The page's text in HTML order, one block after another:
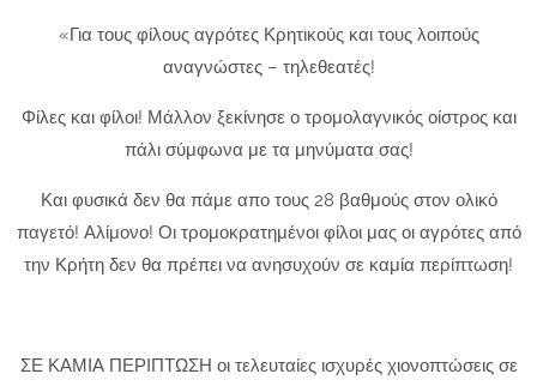
«Για τους φίλους αγρότες Κρητικούς και τους λοιπούς
αναγνώστες – τηλεθεατές!
Φίλες και φίλοι! Μάλλον ξεκίνησε ο τρομολαγνικός οίστρος και
πάλι σύμφωνα με τα μηνύματα σας!
Και φυσικά δεν θα πάμε απο τους 28 βαθμούς στον ολικό
παγετό! Αλίμονο! Οι τρομοκρατημένοι φίλοι μας οι αγρότες από
την Κρήτη δεν θα πρέπει να ανησυχούν σε καμία περίπτωση!
ΣΕ ΚΑΜΙΑ ΠΕΡΙΠΤΩΣΗ οι τελευταίες ισχυρές χιονοπτώσεις σε